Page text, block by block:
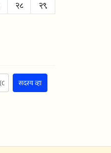
२८ २९
सदस्य व्हा